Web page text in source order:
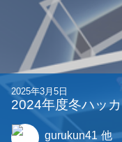
2025年3月5日
2024年度冬ハッ
gurukun41 他